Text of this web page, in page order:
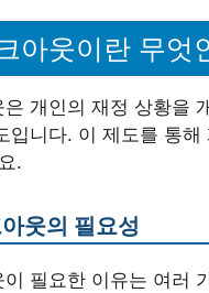
아웃이란 무엇
은 개인의 재정 상황을
입니다. 이 제도를 통
.
웃의 필요성
이 필요한 이유는 여러